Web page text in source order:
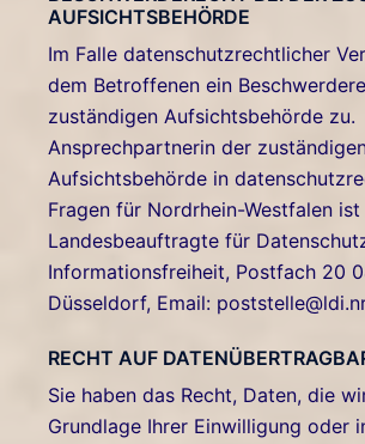
AUFSICHTSBEHÖRDE
Im Falle datenschutzrechtlicher
dem Betroffenen ein
zuständigen Aufsichtsbehörde zu.
Ansprechpartnerin der
Aufsichtsbehörde in
Fragen für Nordrhein-Westfalen
Landesbeauftragte für
Informationsfreiheit, Postfach 20
Düsseldorf, Email:
RECHT AUF
Sie haben das Recht, Daten, die
Grundlage Ihrer Einwilligung oder